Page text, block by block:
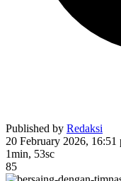
Published by Redaksi
20 February 2026, 16:51
1min, 53sc
85